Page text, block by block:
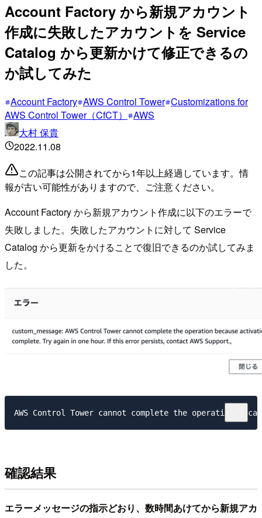
Account Factory から新規アカウント
作成に失敗したアカウントを Service
Catalog から更新かけて修正できるの
か試してみた
Account Factory AWS Control Tower Customizations for
AWS Control Tower（CfCT）
AWS
大村 保貴
2022.11.08
この記事は公開されてから1年以上経過しています。情
報が古い可能性がありますので、ご注意ください。
Account Factory から新規アカウント作成に以下のエラーで
失敗しました。失敗したアカウントに対して Service
Catalog から更新をかけることで復旧できるのか試してみま
した。
確認結果
エラーメッセージの指示どおり、数時間あけてから新規アカ